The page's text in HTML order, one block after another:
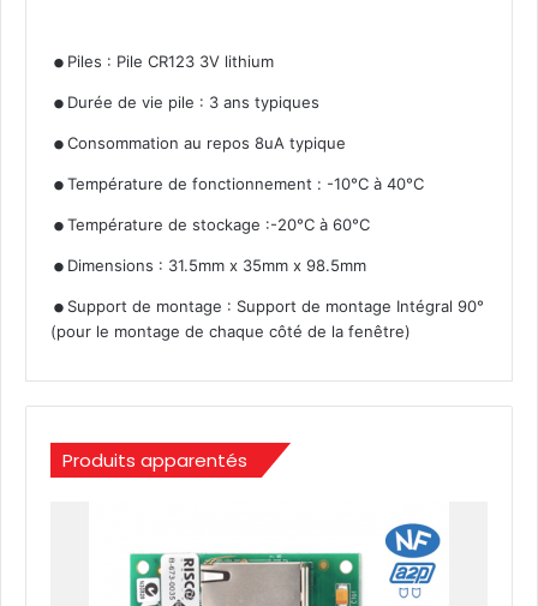
. Piles : Pile CR123 3V lithium
. Durée de vie pile : 3 ans typiques
.Consommation au repos 8uA typique
.Température de fonctionnement : -10°C à 40°C
.Température de stockage :-20°C à 60°C
. Dimensions : 31.5mm x 35mm x 98.5mm
. Support de montage : Support de montage Intégral 90°
(pour le montage de chaque côté de la fenêtre)
Produits apparentés